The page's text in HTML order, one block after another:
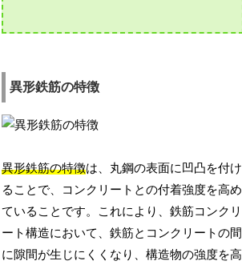
異形鉄筋の特徴
異形鉄筋の特徴は、丸鋼の表面に凹凸を付け
ることで、コンクリートとの付着強度を高め
ていることです。これにより、鉄筋コンクリ
ート構造において、鉄筋とコンクリートの間
に隙間が生じにくくなり、構造物の強度を高